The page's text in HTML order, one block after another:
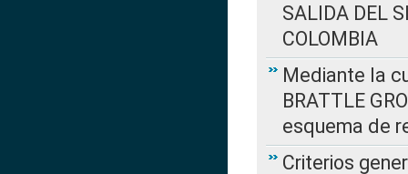
SALIDA DEL
COLOMBIA
Mediante la
BRATTLE
esquema de
Criterios